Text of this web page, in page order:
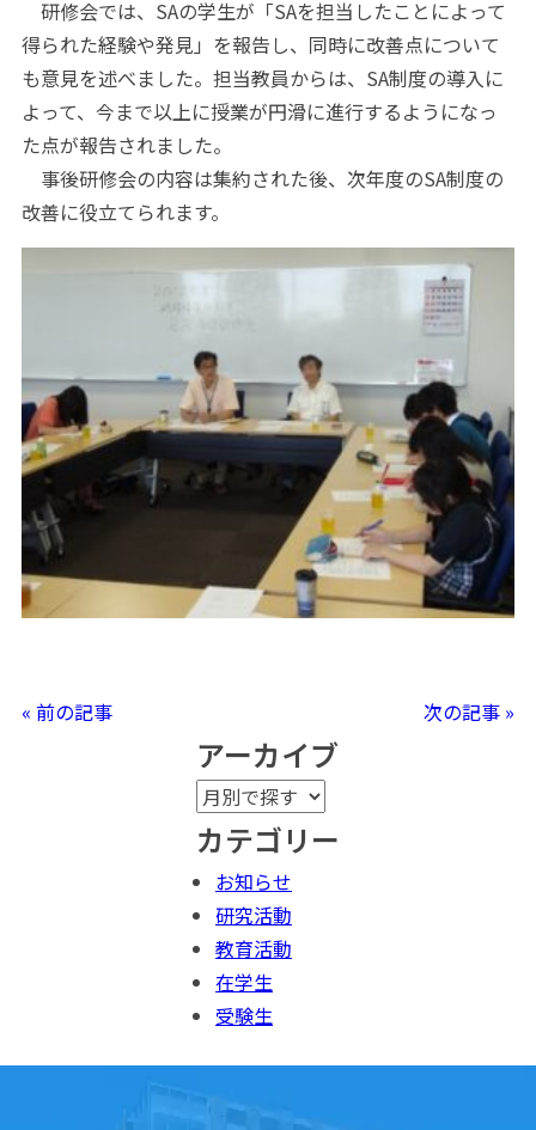
研修会では、SAの学生が「SAを担当したことによって
得られた経験や発見」を報告し、同時に改善点について
も意見を述べました。担当教員からは、SA制度の導入に
よって、今まで以上に授業が円滑に進行するようになっ
た点が報告されました。
事後研修会の内容は集約された後、次年度のSA制度の
改善に役立てられます。
« 前の記事 次の記事 »
アーカイブ
カテゴリー
お知らせ
研究活動
教育活動
在学生
受験生